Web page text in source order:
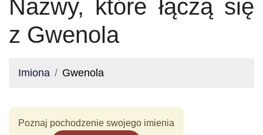
Nazwy, które łączą się
z Gwenola
Imiona Gwenola
Poznaj pochodzenie swojego imienia